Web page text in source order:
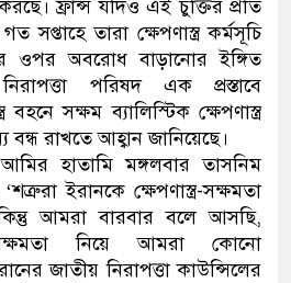
২৮ লাখ টাকার জাল নোটসহ
থানা পুলিশ
যেকোনো সময় বেনজীরের
নেতৃত্ব ও গণতন্ত্রের মূর্তমান
ফ্রান্স যদিও এই চুক্তির প্রতি
তারা ক্ষেপণাস্ত্র কর্মসূচি
ওপর অবরোধ বাড়ানোর ইঙ্গিত
পরিষদ এক প্রস্তাবে
সক্ষম ব্যালিস্টিক ক্ষেপণাস্ত্র
রাখতে আহ্বান জানিয়েছে।
আমির হাতামি মঙ্গলবার তাসনিম
ইরানকে ক্ষেপণাস্ত্র-সক্ষমতা
আমরা বারবার বলে আসছি,
সক্ষমতা নিয়ে আমরা কোনো
জাতীয় নিরাপত্তা কাউন্সিলের